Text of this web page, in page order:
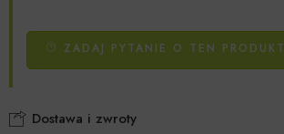
ZADAJ PYTANIE O TEN PRODUKT
Dostawa i zwroty